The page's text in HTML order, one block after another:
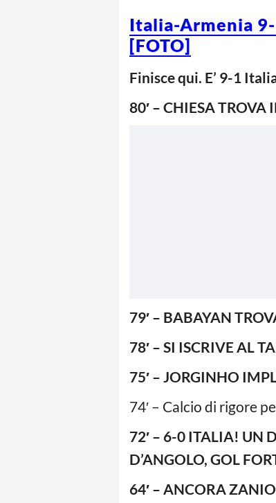
Italia-Armenia
[FOTO]
Finisce qui. E’ 9-1
80′ – CHIESA TROVA
79′ – BABAYAN
78′ – SI ISCRIVE AL
75′ – JORGINHO
74′ – Calcio di rigore
72′ – 6-0 ITALIA! UN
D’ANGOLO, GOL
64′ – ANCORA